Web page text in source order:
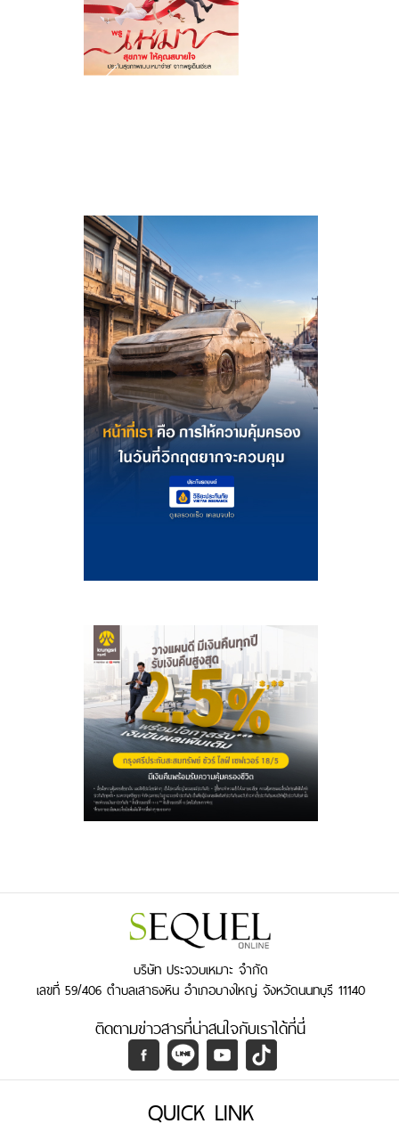
บริษัท ประจวบเหมาะ จำกัด
เลขที่ 59/406 ตำบลเสาธงหิน อำเภอบางใหญ่ จังหวัดนนทบุรี 11140
ติดตามข่าวสารที่น่าสนใจกับเราได้ที่นี่
QUICK LINK